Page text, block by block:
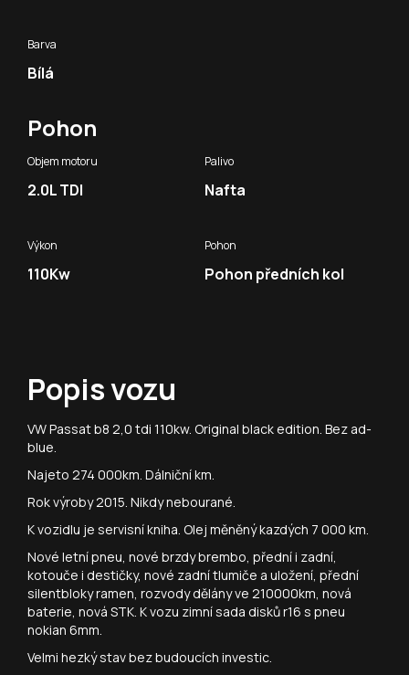
Barva
Bílá
Pohon
Objem motoru
2.0L TDI
Palivo
Nafta
Výkon
110Kw
Pohon
Pohon předních kol
Popis vozu
VW Passat b8 2,0 tdi 110kw. Original black edition. Bez ad-
blue.
Najeto 274 000km. Dálniční km.
Rok výroby 2015. Nikdy nebourané.
K vozidlu je servisní kniha. Olej měněný kazdých 7 000 km.
Nové letní pneu, nové brzdy brembo, přední i zadní,
kotouče i destičky, nové zadní tlumiče a uložení, přední
silentbloky ramen, rozvody dělány ve 210000km, nová
baterie, nová STK. K vozu zimní sada disků r16 s pneu
nokian 6mm.
Velmi hezký stav bez budoucích investic.